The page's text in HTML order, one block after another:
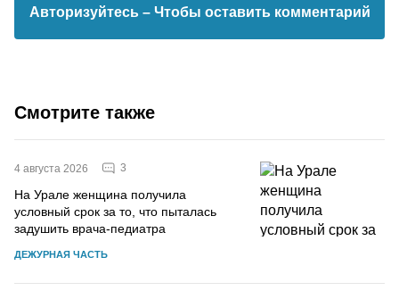
Авторизуйтесь – Чтобы оставить комментарий
Смотрите также
4 августа 2026 3
На Урале женщина получила
условный срок за то, что пыталась
задушить врача-педиатра
ДЕЖУРНАЯ ЧАСТЬ